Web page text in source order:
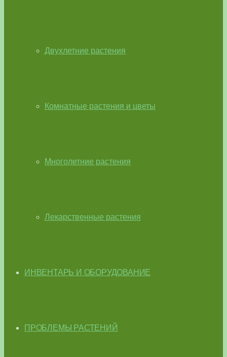
Двухлетние растения
Комнатные растения и цветы
Многолетние растения
Лекарственные растения
ИНВЕНТАРЬ И ОБОРУДОВАНИЕ
ПРОБЛЕМЫ РАСТЕНИЙ